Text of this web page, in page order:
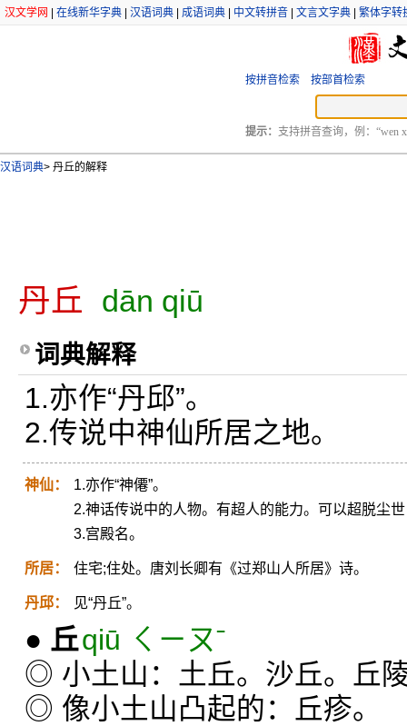
汉文学网 在线新华字典 汉语词典 成语词典 中文转拼音 文言文字典 繁体字转
按拼音检索 按部首检索
提示： 支持拼音查询，例：“wen
汉语词典> 丹丘的解释
丹丘 dān qiū
词典解释
1.亦作“丹邱”。
2.传说中神仙所居之地。
神仙：
1.亦作“神僊”。
2.神话传说中的人物。有超人的能力。可以超脱尘
3.宫殿名。
所居： 住宅;住处。唐刘长卿有《过郑山人所居》诗。
丹邱： 见“丹丘”。
● 丘qiū ㄑㄧㄡˉ
◎ 小土山：土丘。沙丘。丘
◎ 像小土山凸起的：丘疹。